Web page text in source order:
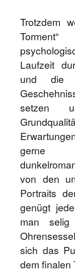
Trotzdem
Laufzeit
und die
setzen
gerne
von den
Portraits
genügt
man selig
sich das
dem finalen